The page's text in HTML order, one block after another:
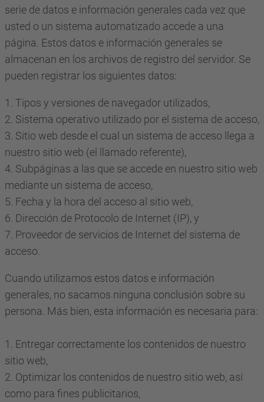
serie de datos e información generales cada vez que
usted o un sistema automatizado accede a una
página. Estos datos e información generales se
almacenan en los archivos de registro del servidor. Se
pueden registrar los siguientes datos:
1. Tipos y versiones de navegador utilizados,
2. Sistema operativo utilizado por el sistema de acceso,
3. Sitio web desde el cual un sistema de acceso llega a
nuestro sitio web (el llamado referente),
4. Subpáginas a las que se accede en nuestro sitio web
mediante un sistema de acceso,
5. Fecha y la hora del acceso al sitio web,
6. Dirección de Protocolo de Internet (IP), y
7. Proveedor de servicios de Internet del sistema de
acceso.
Cuando utilizamos estos datos e información
generales, no sacamos ninguna conclusión sobre su
persona. Más bien, esta información es necesaria para:
1. Entregar correctamente los contenidos de nuestro
sitio web,
2. Optimizar los contenidos de nuestro sitio web, así
como para fines publicitarios,